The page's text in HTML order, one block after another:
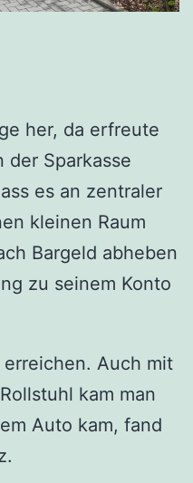
her, da erfreute
der Sparkasse
es an zentraler
kleinen Raum
Bargeld abheben
zu seinem Konto
Auch mit
kam man
Auto kam, fand